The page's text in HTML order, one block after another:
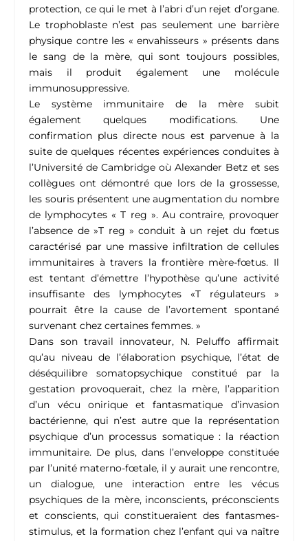
protection, ce qui le met à l’abri d’un rejet d’organe.
Le trophoblaste n’est pas seulement une barrière
physique contre les « envahisseurs » présents dans
le sang de la mère, qui sont toujours possibles,
mais il produit également une molécule
immunosuppressive.
Le système immunitaire de la mère subit
également quelques modifications. Une
confirmation plus directe nous est parvenue à la
suite de quelques récentes expériences conduites à
l’Université de Cambridge où Alexander Betz et ses
collègues ont démontré que lors de la grossesse,
les souris présentent une augmentation du nombre
de lymphocytes « T reg ». Au contraire, provoquer
l’absence de »T reg » conduit à un rejet du fœtus
caractérisé par une massive infiltration de cellules
immunitaires à travers la frontière mère-fœtus. Il
est tentant d’émettre l’hypothèse qu’une activité
insuffisante des lymphocytes «T régulateurs »
pourrait être la cause de l’avortement spontané
survenant chez certaines femmes. »
Dans son travail innovateur, N. Peluffo affirmait
qu’au niveau de l’élaboration psychique, l’état de
déséquilibre somatopsychique constitué par la
gestation provoquerait, chez la mère, l’apparition
d’un vécu onirique et fantasmatique d’invasion
bactérienne, qui n’est autre que la représentation
psychique d’un processus somatique : la réaction
immunitaire. De plus, dans l’enveloppe constituée
par l’unité materno-fœtale, il y aurait une rencontre,
un dialogue, une interaction entre les vécus
psychiques de la mère, inconscients, préconscients
et conscients, qui constitueraient des fantasmes-
stimulus, et la formation chez l’enfant qui va naître